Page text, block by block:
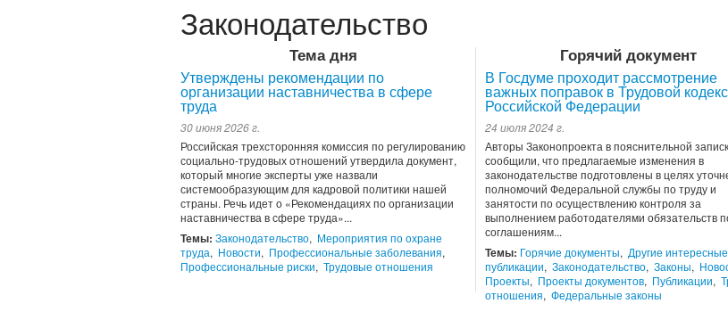
Законодательство
Тема дня
Утверждены рекомендации по
организации наставничества в сфере
труда
30 июня 2026 г.
Российская трехсторонняя комиссия по регулированию
социально-трудовых отношений утвердила документ,
который многие эксперты уже назвали
системообразующим для кадровой политики нашей
страны. Речь идет о «Рекомендациях по организации
наставничества в сфере труда»...
Темы: Законодательство, Мероприятия по охране
труда, Новости, Профессиональные заболевания,
Профессиональные риски, Трудовые отношения
Горячий документ
В Госдуме проходит рассмотрение
важных поправок в Трудовой кодекс
Российской Федерации
24 июля 2024 г.
Авторы Законопроекта в пояснительной
сообщили, что предлагаемые изменения в
законодательстве подготовлены в целях
полномочий Федеральной службы по труду и
занятости по осуществлению контроля за
выполнением работодателями обязательств
соглашениям...
Темы: Горячие документы, Другие интересные
публикации, Законодательство, Законы,
Проекты, Проекты документов, Публикации,
отношения, Федеральные законы